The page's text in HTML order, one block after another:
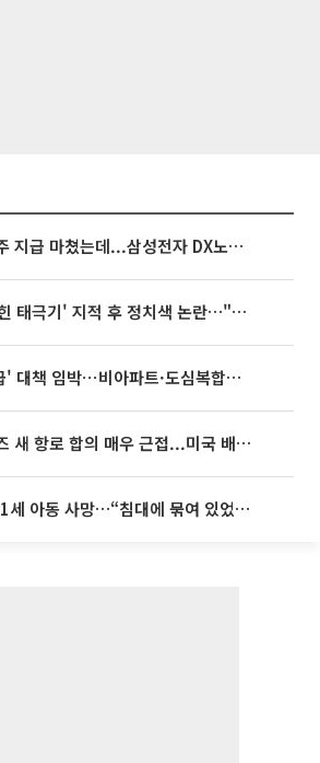
3445억 자사주 지급 마쳤는데...삼성전자 DX노조, 뒤늦은 '떼쓰기 집회'
김희철, '뒤집힌 태극기' 지적 후 정치색 논란…"좌우 떠나 우리나라 국기"
영끌 '주택공급' 대책 임박⋯비아파트·도심복합까지 총동원
이란 “호르무즈 새 항로 합의 매우 근접...미국 배상 먼저”
천안 교회서 11세 아동 사망…“침대에 묶여 있었다” 진술 확보